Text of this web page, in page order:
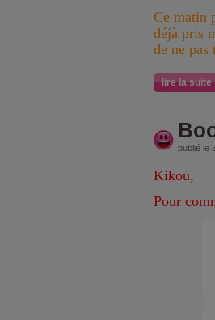
Ce matin
déjà pris
de ne
lire la suite
publié le
Kikou,
Pour